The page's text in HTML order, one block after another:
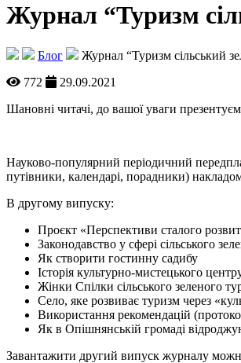
Журнал “Туризм
Блог
Журнал “Туризм сільський
772
29.09.2021
Шановні читачі, до вашої уваги
Науково-популярний періодичний
путівники, календарі, порадники)
В другому випуску:
Проєкт «Перспективи сталого
Законодавство у сфері сільського
Як створити гостинну садибу
Історія культурно-мистецького
Жінки Спілки сільського зеленого
Село, яке розвиває туризм через
Використання рекомендацій
Як в Опішнянській громаді
Завантажити другий випуск журналу